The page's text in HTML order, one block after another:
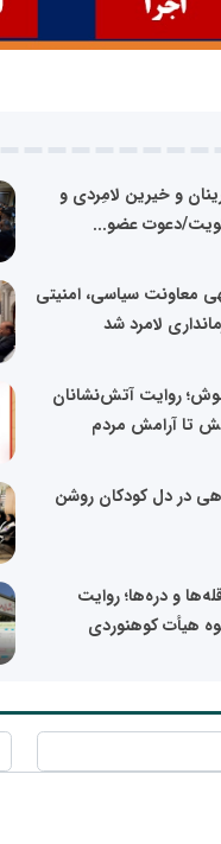
و خیرین لامِردی و
دعوت عضو...
معاونت سیاسی، امنیتی
لامرد شد
روایت آتش‌نشانان
تا آرامش مردم
در دل کودکان روشن
قله‌ها و دره‌ها؛ روایت
هیأت کوهنوردی